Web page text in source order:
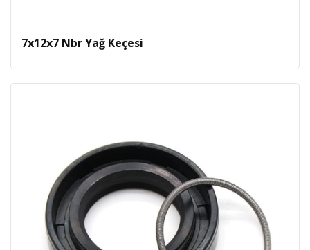
7x12x7 Nbr Yağ Keçesi